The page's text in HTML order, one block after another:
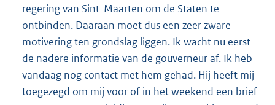
regering van Sint-Maarten om de Staten te
ontbinden. Daaraan moet dus een zeer zware
motivering ten grondslag liggen. Ik wacht nu eerst
de nadere informatie van de gouverneur af. Ik heb
vandaag nog contact met hem gehad. Hij heeft mij
toegezegd om mij voor of in het weekend een brief